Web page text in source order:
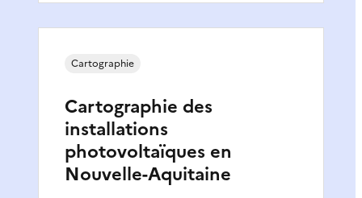
Cartographie des
installations
photovoltaïques en
Nouvelle-Aquitaine
Cartographie